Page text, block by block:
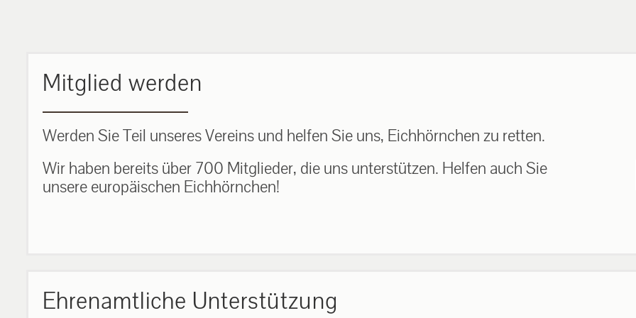
Mitglied werden
Werden Sie Teil unseres Vereins und helfen Sie uns, Eichhörnchen zu retten.
Wir haben bereits über 700 Mitglieder, die uns unterstützen. Helfen auch Sie
unsere europäischen Eichhörnchen!
Ehrenamtliche Unterstützung